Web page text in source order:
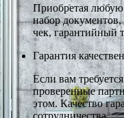
Приобретая
набор
чек, гарантийный
Гарантия
Если вам
проверенные
этом. Качество
сотрудничества.